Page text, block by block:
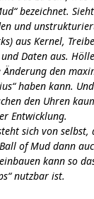
bezeichnet.
und
aus Kernel,
und Daten aus.
Änderung den
haben kann.
den Uhren
Entwicklung.
sich von selbst,
of Mud dann
einbauen kann so
nutzbar ist.